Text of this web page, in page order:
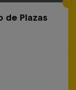
de Plazas